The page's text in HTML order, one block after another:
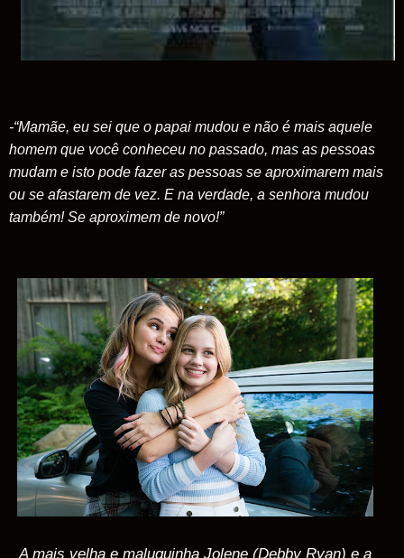
-“Mamãe, eu sei que o papai mudou e não é mais aquele
homem que você conheceu no passado, mas as pessoas
mudam e isto pode fazer as pessoas se aproximarem mais
ou se afastarem de vez. E na verdade, a senhora mudou
também! Se aproximem de novo!”
A mais velha e maluquinha Jolene (Debby Ryan) e a